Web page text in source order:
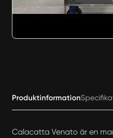
Produktinformation
Calacatta Venato är en